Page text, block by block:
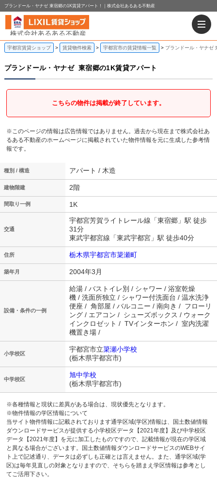
プランドール・ヤナゼ 東宿郷の1K賃貸アパート！｜株式会社あるある不動産
宇都宮賃貸ショップ 賃貸物件検索 宇都宮市の賃貸情報一覧 プランドール・ヤナゼ
プランドール・ヤナゼ 東宿郷の1K賃貸アパート
こちらの物件は掲載が終了しています。
※このページの情報は広告情報ではありません。過去から現在まで株式会社あ
るある不動産のホームぺージに掲載されていた物件情報を元に生成した参考情
報です。
種別 / 構造 アパート / 木造
建物階建 2階
間取り一例 1K
交通
宇都宮芳賀ライトレール線「東宿郷」駅 徒歩
31分
東武宇都宮線「東武宇都宮」駅 徒歩40分
住所 栃木県宇都宮市簗瀬町
築年月 2004年3月
設備・条件の一例
給湯 / バストイレ別 / シャワー / 浴室乾燥
機 / 洗面所独立 / シャワー付洗面台 / 温水洗浄
便座 / 角部屋 / バルコニー / 南向き / フローリ
ング / エアコン / シューズボックス / ウォーク
インクロゼット / TVインターホン / 室内洗濯
機置き場 /
小学校区
宇都宮市立簗瀬小学校
(栃木県宇都宮市)
中学校区
旭中学校
(栃木県宇都宮市)
※各種情報と現状に差異がある場合は、現状優先となります。
※物件情報の学区情報について
当サイト物件情報に記載されております通学区域(学区)情報は、国土数値情報
ダウンロードサービスが提供する小学校区データ【2021年度】及び中学校区
データ【2021年度】を元に加工したものですので、記載情報が現在の学区域
と異なる場合がございます。国土数値情報ダウンロードサービスのWEBサイ
ト上で記述通り、データは必ずしも正確とは言えません。また、通学区域(学
区)は毎年見直しの対象となりますので、そちらを踏まえ学区情報は参考とし
てご活用下さい。